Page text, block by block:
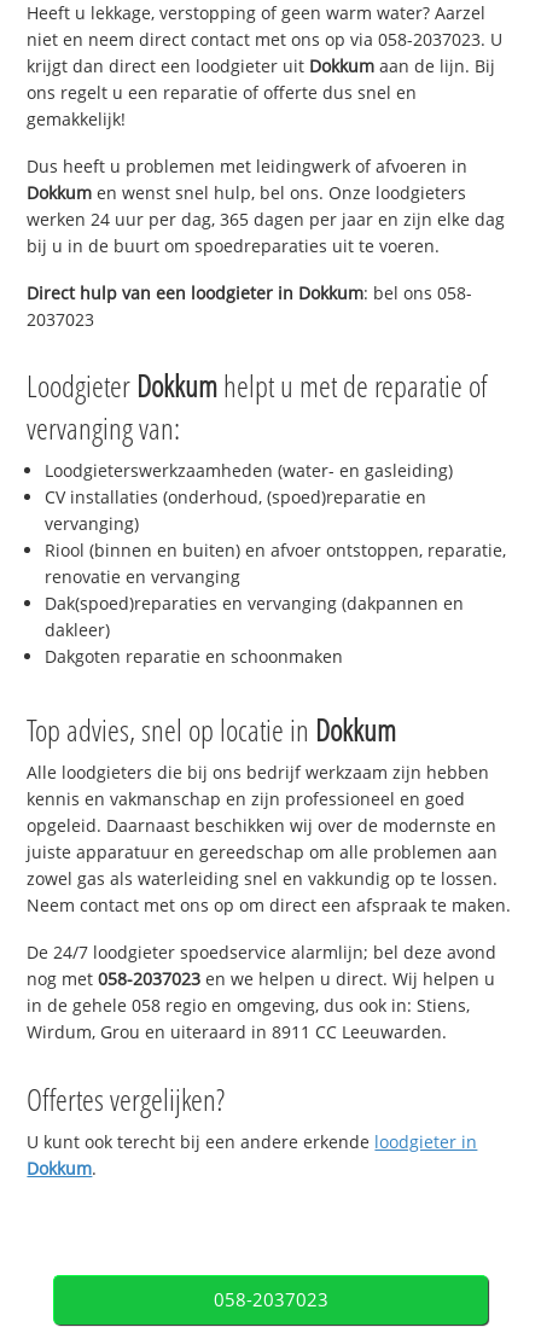
Heeft u lekkage, verstopping of geen warm water? Aarzel
niet en neem direct contact met ons op via 058-2037023. U
krijgt dan direct een loodgieter uit Dokkum aan de lijn. Bij
ons regelt u een reparatie of offerte dus snel en
gemakkelijk!
Dus heeft u problemen met leidingwerk of afvoeren in
Dokkum en wenst snel hulp, bel ons. Onze loodgieters
werken 24 uur per dag, 365 dagen per jaar en zijn elke dag
bij u in de buurt om spoedreparaties uit te voeren.
Direct hulp van een loodgieter in Dokkum: bel ons 058-
2037023
Loodgieter Dokkumhelpt u met de reparatie of
vervanging van:
Loodgieterswerkzaamheden (water- en gasleiding)
CV installaties (onderhoud, (spoed)reparatie en
vervanging)
Riool (binnen en buiten) en afvoer ontstoppen, reparatie,
renovatie en vervanging
Dak(spoed)reparaties en vervanging (dakpannen en
dakleer)
Dakgoten reparatie en schoonmaken
Top advies, snel op locatie in Dokkum
Alle loodgieters die bij ons bedrijf werkzaam zijn hebben
kennis en vakmanschap en zijn professioneel en goed
opgeleid. Daarnaast beschikken wij over de modernste en
juiste apparatuur en gereedschap om alle problemen aan
zowel gas als waterleiding snel en vakkundig op te lossen.
Neem contact met ons op om direct een afspraak te maken.
De 24/7 loodgieter spoedservice alarmlijn; bel deze avond
nog met058-2037023 en we helpen u direct. Wij helpen u
in de gehele 058 regio en omgeving, dus ook in: Stiens,
Wirdum, Grou en uiteraard in 8911 CC Leeuwarden.
Offertes vergelijken?
U kunt ook terecht bij een andere erkende loodgieter in
Dokkum.
058-2037023